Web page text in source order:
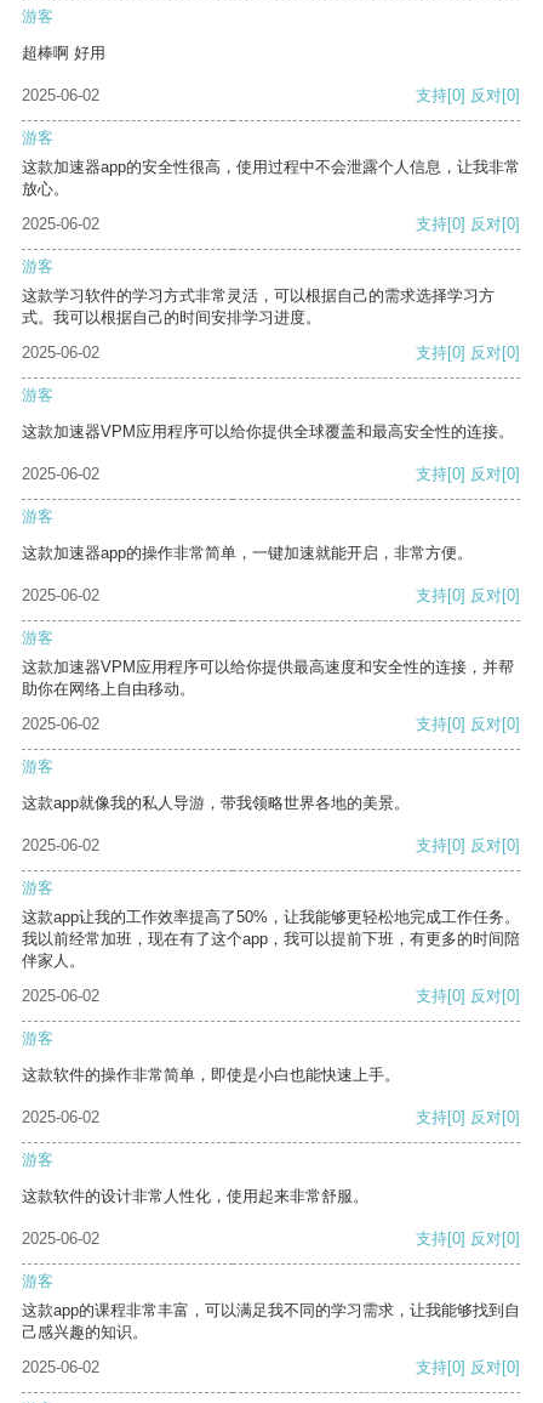
游客
超棒啊 好用
2025-06-02 支持[0] 反对[0]
游客
这款加速器app的安全性很高，使用过程中不会泄露个人信息，让我非常
放心。
2025-06-02
支持[0] 反对[0]
游客
这款学习软件的学习方式非常灵活，可以根据自己的需求选择学习方
式。我可以根据自己的时间安排学习进度。
2025-06-02
支持[0] 反对[0]
游客
这款加速器VPM应用程序可以给你提供全球覆盖和最高安全性的连接。
2025-06-02 支持[0] 反对[0]
游客
这款加速器app的操作非常简单，一键加速就能开启，非常方便。
2025-06-02 支持[0] 反对[0]
游客
这款加速器VPM应用程序可以给你提供最高速度和安全性的连接，并帮
助你在网络上自由移动。
2025-06-02
支持[0] 反对[0]
游客
这款app就像我的私人导游，带我领略世界各地的美景。
2025-06-02 支持[0] 反对[0]
游客
这款app让我的工作效率提高了50%，让我能够更轻松地完成工作任务。
我以前经常加班，现在有了这个app，我可以提前下班，有更多的时间陪
伴家人。
2025-06-02
支持[0] 反对[0]
游客
这款软件的操作非常简单，即使是小白也能快速上手。
2025-06-02 支持[0] 反对[0]
游客
这款软件的设计非常人性化，使用起来非常舒服。
2025-06-02 支持[0] 反对[0]
游客
这款app的课程非常丰富，可以满足我不同的学习需求，让我能够找到自
己感兴趣的知识。
2025-06-02
支持[0] 反对[0]